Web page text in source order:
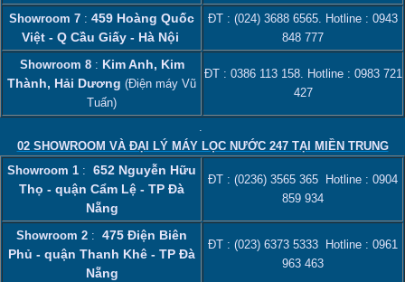
Showroom 7 : 459 Hoàng Quốc
Việt - Q Cầu Giấy - Hà Nội
ĐT : (024) 3688 6565. Hotline : 0943
848 777
Showroom 8 : Kim Anh, Kim
Thành, Hải Dương (Điện máy Vũ
Tuấn)
ĐT : 0386 113 158‬. Hotline : 0983 721
427
.
02 SHOWROOM VÀ ĐẠI LÝ MÁY LỌC NƯỚC 247 TẠI MIỀN TRUNG
Showroom 1 : 652 Nguyễn Hữu
Thọ - quận Cẩm Lệ - TP Đà
Nẵng
ĐT : (0236) 3565 365 Hotline : 0904
859 934
Showroom 2 : 475 Điện Biên
Phủ - quận Thanh Khê - TP Đà
Nẵng
ĐT : (023) 6373 5333 Hotline : 0961
963 463